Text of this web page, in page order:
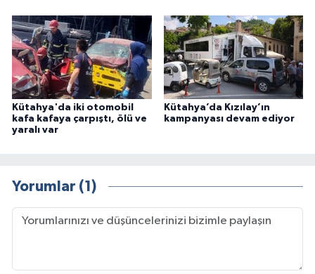
Kütahya'da iki otomobil
kafa kafaya çarpıştı, ölü ve
yaralı var
Kütahya’da Kızılay’ın
kampanyası devam ediyor
Yorumlar (1)